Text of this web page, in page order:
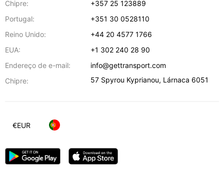
Chipre:
+357 25 123889
Portugal:
+351 30 0528110
Reino Unido:
+44 20 4577 1766
EUA:
+1 302 240 28 90
Endereço de e-mail:
info@gettransport.com
Chipre:
57 Spyrou Kyprianou, Lárnaca 6051
€EUR